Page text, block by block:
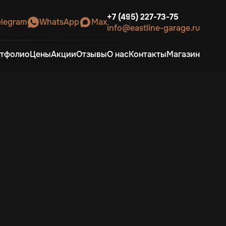
WhatsApp Max+7 (495) 227-73-75
info@eastline-garage.ru
ЦеныАкцииОтзывыО насКонтактыМагазин